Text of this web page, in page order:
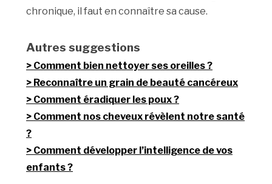
chronique, il faut en connaître sa cause.
Autres suggestions
Comment bien nettoyer ses oreilles ?
Reconnaître un grain de beauté cancéreux
Comment éradiquer les poux ?
Comment nos cheveux révèlent notre santé
?
Comment développer l’intelligence de vos
enfants ?